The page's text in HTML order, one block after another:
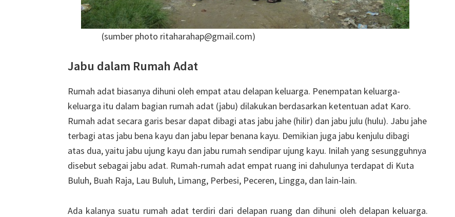
(sumber photo ritaharahap@gmail.com)
Jabu dalam Rumah Adat
Rumah adat biasanya dihuni oleh empat atau delapan keluarga. Penempatan keluarga-
keluarga itu dalam bagian rumah adat (jabu) dilakukan berdasarkan ketentuan adat Karo.
Rumah adat secara garis besar dapat dibagi atas jabu jahe (hilir) dan jabu julu (hulu). Jabu jahe
terbagi atas jabu bena kayu dan jabu lepar benana kayu. Demikian juga jabu kenjulu dibagi
atas dua, yaitu jabu ujung kayu dan jabu rumah sendipar ujung kayu. Inilah yang sesungguhnya
disebut sebagai jabu adat. Rumah-rumah adat empat ruang ini dahulunya terdapat di Kuta
Buluh, Buah Raja, Lau Buluh, Limang, Perbesi, Peceren, Lingga, dan lain-lain.
Ada kalanya suatu rumah adat terdiri dari delapan ruang dan dihuni oleh delapan keluarga.